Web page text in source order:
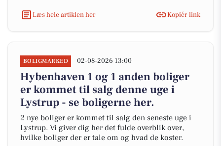
Læs hele artiklen her Kopiér link
BOLIGMARKED 02-08-2026 13:00
Hybenhaven 1 og 1 anden boliger
er kommet til salg denne uge i
Lystrup - se boligerne her.
2 nye boliger er kommet til salg den seneste uge i
Lystrup. Vi giver dig her det fulde overblik over,
hvilke boliger der er tale om og hvad de koster.